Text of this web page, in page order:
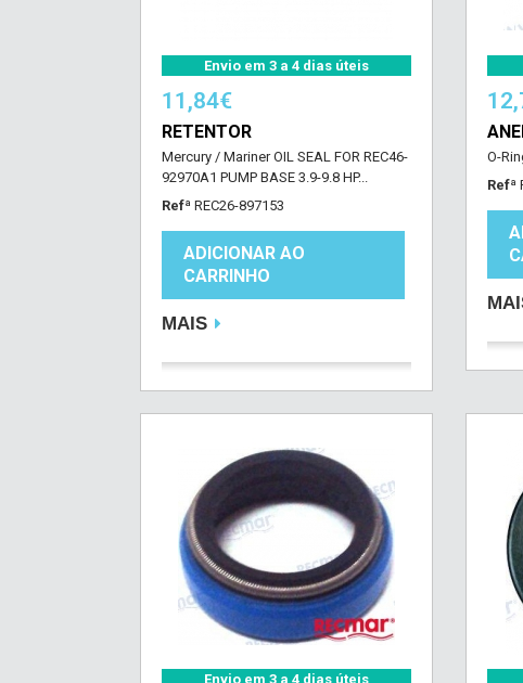
Envio em 3 a 4 dias úteis
11,84€
RETENTOR
Mercury / Mariner OIL SEAL FOR REC46-
92970A1 PUMP BASE 3.9-9.8 HP...
Refª REC26-897153
ADICIONAR AO
CARRINHO
MAIS
O-
Refª
Envio em 3 a 4 dias úteis